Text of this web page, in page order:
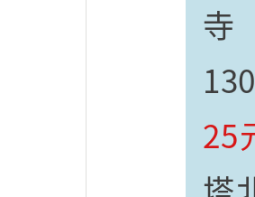
寺
25